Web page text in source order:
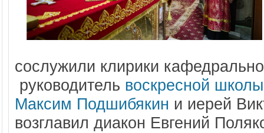
сослужили клирики
руководитель воскресной школы
Максим Подшибякин и иерей
возглавил диакон Евгений